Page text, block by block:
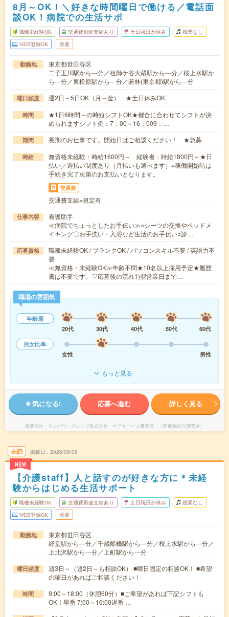
8月～OK！＼好きな時間曜日で働ける／電話面
談OK！病院での生活サポ
職種未経験OK 交通費別途支給あり 土日祝日が休み 残業なし
WEB登録OK 派遣
勤務地
東京都世田谷区
二子玉川駅から---分／祖師ケ谷大蔵駅から---分／桜上水駅か
ら---分／東松原駅から---分／若林(東京都)駅から---分
曜日頻度 週2日～5日OK（月～金） ★土日休みOK
時間
★1日6時間～の時短シフトOK★都合に合わせてシフトが決
められますシフト例：7：00～16：009：…
期間 長期のお仕事です。開始日はご相談ください！ ★急募
時給
無資格未経験：時給1600円～ 経験者：時給1800円～★日
払い／週払い制度あり（月払いも選べます）※稼働開始時は
手続き完了次第のお支払いとなります。
交通費
交通費支給※規定有
仕事内容
看護助手
≪病院でちょっとしたお手伝い≫○シーツの交換やベッドメ
イキング〇お手洗い・入浴など生活のお手伝い○診…
応募資格
職種未経験OK / ブランクOK / パソコンスキル不要 / 英語力不
要
≪無資格・未経験OK≫年齢不問★10名以上採用予定★履歴
書は不要です。▽応募後の流れ1)翌営業日まで…
職場の雰囲気
年齢層
20代
30代 40代 50代
60代
男女比率
女性
男性
もっと見る
気になる! 応募へ進む 詳しく見る
派遣会社 マンパワーグループ株式会社 ケアサービス事業部 （医療福祉介護関連）
未読
NEW
掲載日 2026/08/06
【介護staff】人と話すのが好きな方に＊未経
験からはじめる生活サポート
職種未経験OK 交通費別途支給あり 土日祝日が休み 残業なし
WEB登録OK 派遣
勤務地
東京都世田谷区
経堂駅から---分／千歳船橋駅から---分／桜上水駅から---分／
上北沢駅から---分／上町駅から---分
曜日頻度
週3日～（週2日～も相談OK） ■曜日固定の相談OK！ ■希望
の曜日があればご相談ください！
時間
9:00～18:00（休憩60分）■ご希望があれば下記シフトも
OK！早番 7:00～16:00遅番 …